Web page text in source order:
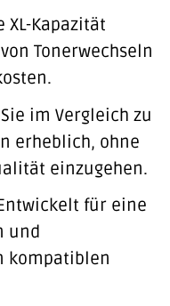
XL-Kapazität
Tonerwechseln
im Vergleich zu
erheblich, ohne
einzugehen.
für eine
und
kompatiblen